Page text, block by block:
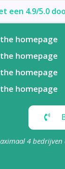
een 4.9/5.0
homepage
homepage
homepage
homepage
4